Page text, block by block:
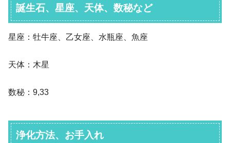
誕生石、星座、天体、数秘など
星座：牡牛座、乙女座、水瓶座、魚座
天体：木星
数秘：9,33
浄化方法、お手入れ